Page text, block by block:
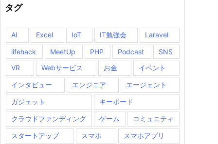
タグ
AI Excel IoT IT勉強会 Laravel
lifehack MeetUp PHP Podcast
SNS
VR
Webサービス お金 イベント
インタビュー エンジニア エージェント
ガジェット キーボード
クラウドファンディング ゲーム コミュニティ
スタートアップ スマホ スマホアプリ